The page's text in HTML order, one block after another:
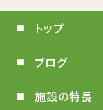
トップ
ブログ
施設の特長